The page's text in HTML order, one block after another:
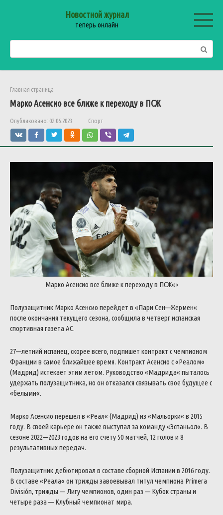
Новостной журнал
теперь онлайн
Главная страница
Марко Асенсио все ближе к переходу в ПСЖ
Опубликовано: 02.06.2023 Спорт
Марко Асенсио все ближе к переходу в ПСЖ«>
Полузащитник Марко Асенсио перейдет в «Пари Сен—Жермен«
после окончания текущего сезона, сообщила в четвергиспанская
спортивная газета AC.
27—летний испанец, скорее всего, подпишет контракт счемпионом
Франции в самое ближайшее время. Контракт Асенсио с«Реалом«
(Мадрид) истекает этим летом. Руководство «Мадрида« пыталось
удержать полузащитника, но он отказался связывать свое будущее с
«белыми«.
Марко Асенсио перешел в «Реал« (Мадрид) из «Мальорки« в 2015
году. В своей карьере он также выступал за команду«Эспаньол«. В
сезоне 2022—2023 годов на его счету 50 матчей, 12 голов и 8
результативныхпередач.
Полузащитник дебютировал в составе сборной Испании в 2016году.
В составе «Реала« он трижды завоевывал титул чемпиона Primera
División, трижды — Лигучемпионов, один раз — Кубокстраны и
четыре раза — Клубный чемпионат мира.